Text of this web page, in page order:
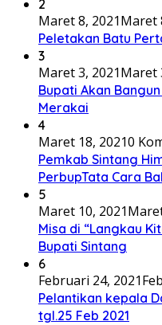
2
Maret 8, 2021Maret
Peletakan Batu
3
Maret 3, 2021Maret
Bupati Akan
Merakai
4
Maret 18, 20210
Pemkab Sintang
PerbupTata Cara
5
Maret 10, 2021
Misa di “Langkau
Bupati Sintang
6
Februari 24, 2021
Pelantikan kepala
tgl.25 Feb 2021